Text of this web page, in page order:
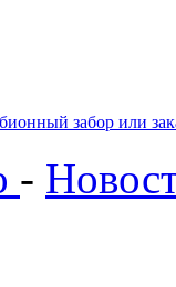
забор или
-